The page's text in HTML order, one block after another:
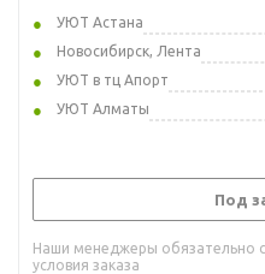
УЮТ Астана
Новосибирск, Лента
УЮТ в тц Апорт
УЮТ Алматы
Под
Наши менеджеры обязательно
условия заказа